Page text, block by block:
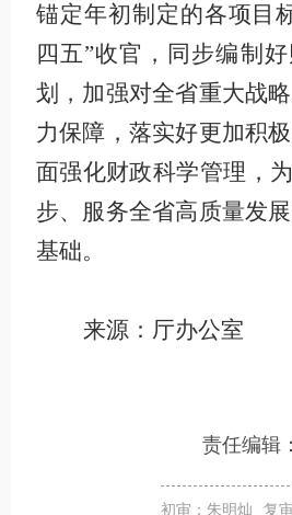
锚定年初制定的各项目
四五”收官，同步编制
划，加强对全省重大战
力保障，落实好更加积
面强化财政科学管理，
步、服务全省高质量发
基础。
来源：厅办公室
责任编辑：
初审：朱明灿 复